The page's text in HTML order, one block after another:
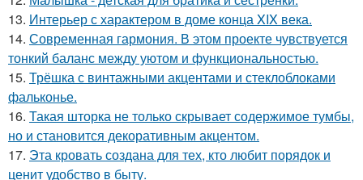
13. Интерьер с характером в доме конца XIX века.
14. Современная гармония. В этом проекте чувствуется
тонкий баланс между уютом и функциональностью.
15. Трёшка с винтажными акцентами и стеклоблоками
фальконье.
16. Такая шторка не только скрывает содержимое тумбы,
но и становится декоративным акцентом.
17. Эта кровать создана для тех, кто любит порядок и
ценит удобство в быту.